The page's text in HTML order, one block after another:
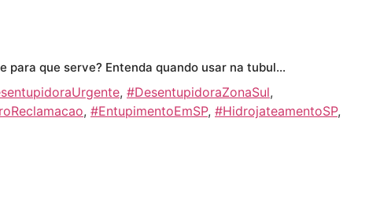
O que é vídeo inspeção e para que serve? Entenda quando usar na tubulação
, #DesentupidoraZonaSul,
, #EntupimentoEmSP, #HidrojateamentoSP,